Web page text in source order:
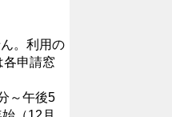
。利用の
各申請窓
～午後5